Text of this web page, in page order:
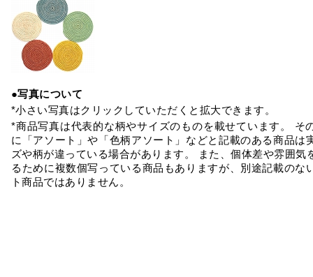
●写真について
*小さい写真はクリックしていただくと拡大できます。
*商品写真は代表的な柄やサイズのものを載せています。 そ
に「アソート」や「色柄アソート」などと記載のある商品は
ズや柄が違っている場合があります。 また、個体差や雰囲気
るために複数個写っている商品もありますが、別途記載のな
ト商品ではありません。